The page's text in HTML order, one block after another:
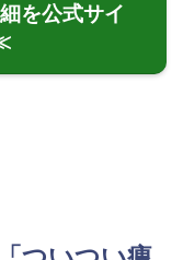
を公式サイ